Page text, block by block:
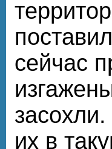
сейчас
их в